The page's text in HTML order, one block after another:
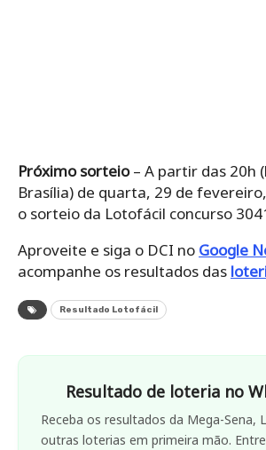
Próximo sorteio– A partir das 20h
Brasília) de quarta, 29 de
o sorteio da Lotofácil concurso
Aproveite e siga o DCI no Google
acompanhe os resultados das
Resultado Lotofácil
Resultado de loteria no
Receba os resultados da Mega-Sena,
outras loterias em primeira mão.